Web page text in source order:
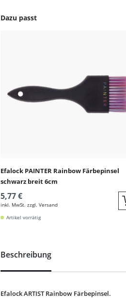
Dazu passt
Efalock PAINTER Rainbow Färbepinsel
schwarz breit 6cm
5,77 €
inkl. MwSt. zzgl. Versand
Artikel vorrätig
Beschreibung
Efalock ARTIST Rainbow Färbepinsel.